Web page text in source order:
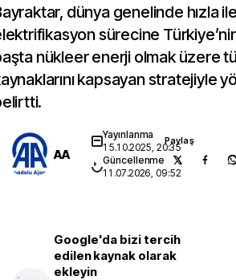
dünya genelinde hızla
sürecine
nükleer enerji olmak üzere
kapsayan stratejiyle
AA
Yayınlanma
15.10.2025, 20:35
Güncellenme
11.07.2026, 09:52
Paylaş
Google'da bizi tercih
edilen kaynak olarak
ekleyin